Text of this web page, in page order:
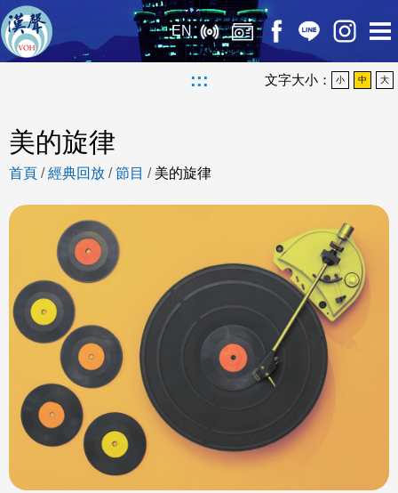
EN
::: 文字大小： 小 中 大
美的旋律
首頁 /經典回放 /節目 / 美的旋律